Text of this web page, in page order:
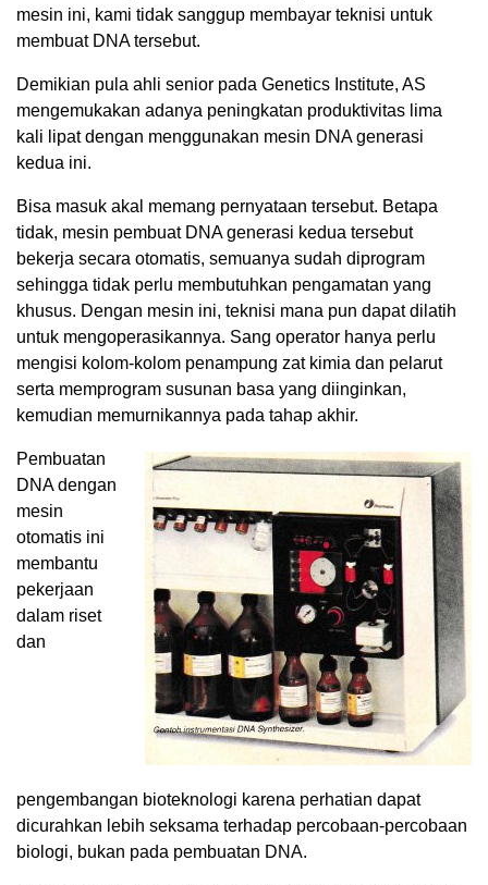
mesin ini, kami tidak sanggup membayar teknisi untuk
membuat DNA tersebut.
Demikian pula ahli senior pada Genetics Institute, AS
mengemukakan adanya peningkatan produktivitas lima
kali lipat dengan menggunakan mesin DNA generasi
kedua ini.
Bisa masuk akal memang pernyataan tersebut. Betapa
tidak, mesin pembuat DNA generasi kedua tersebut
bekerja secara otomatis, semuanya sudah diprogram
sehingga tidak perlu membutuhkan pengamatan yang
khusus. Dengan mesin ini, teknisi mana pun dapat dilatih
untuk mengoperasikannya. Sang operator hanya perlu
mengisi kolom-kolom penampung zat kimia dan pelarut
serta memprogram susunan basa yang diinginkan,
kemudian memurnikannya pada tahap akhir.
Pembuatan
DNA dengan
mesin
otomatis ini
membantu
pekerjaan
dalam riset
dan
pengembangan bioteknologi karena perhatian dapat
dicurahkan lebih seksama terhadap percobaan-percobaan
biologi, bukan pada pembuatan DNA.